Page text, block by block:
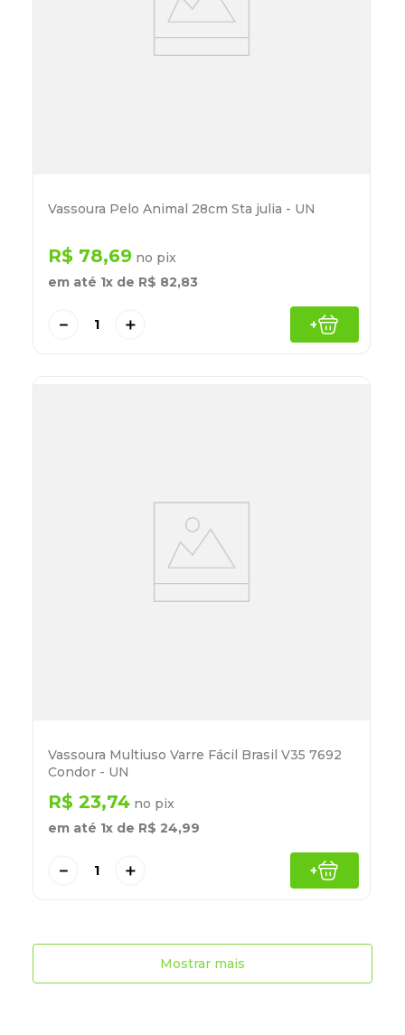
Vassoura Pelo Animal 28cm Sta julia - UN
R$ 78,69 no pix
em até 1x de R$ 82,83
＋
－ +
Vassoura Multiuso Varre Fácil Brasil V35 7692
Condor - UN
R$ 23,74 no pix
em até 1x de R$ 24,99
＋
－ +
Mostrar mais